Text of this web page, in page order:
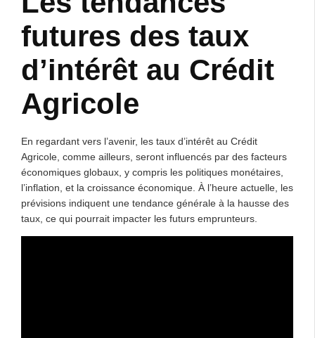
futures des taux
d’intérêt au Crédit
Agricole
En regardant vers l’avenir, les taux d’intérêt au Crédit
Agricole, comme ailleurs, seront influencés par des facteurs
économiques globaux, y compris les politiques monétaires,
l’inflation, et la croissance économique. À l’heure actuelle, les
prévisions indiquent une tendance générale à la hausse des
taux, ce qui pourrait impacter les futurs emprunteurs.